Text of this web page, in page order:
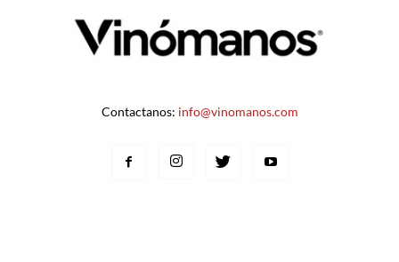
Contactanos: info@vinomanos.com